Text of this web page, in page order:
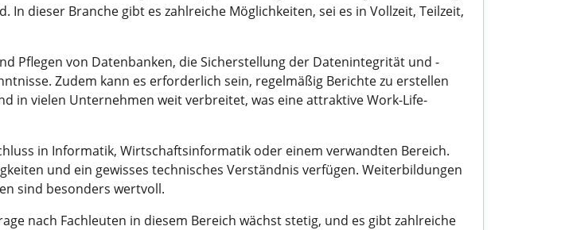
dieser Branche gibt es zahlreiche Möglichkeiten, sei es in Vollzeit, Teilzeit,
Pflegen von Datenbanken, die Sicherstellung der Datenintegrität und -
Zudem kann es erforderlich sein, regelmäßig Berichte zu erstellen
in vielen Unternehmen weit verbreitet, was eine attraktive Work-Life-
in Informatik, Wirtschaftsinformatik oder einem verwandten Bereich.
und ein gewisses technisches Verständnis verfügen. Weiterbildungen
sind besonders wertvoll.
nach Fachleuten in diesem Bereich wächst stetig, und es gibt zahlreiche